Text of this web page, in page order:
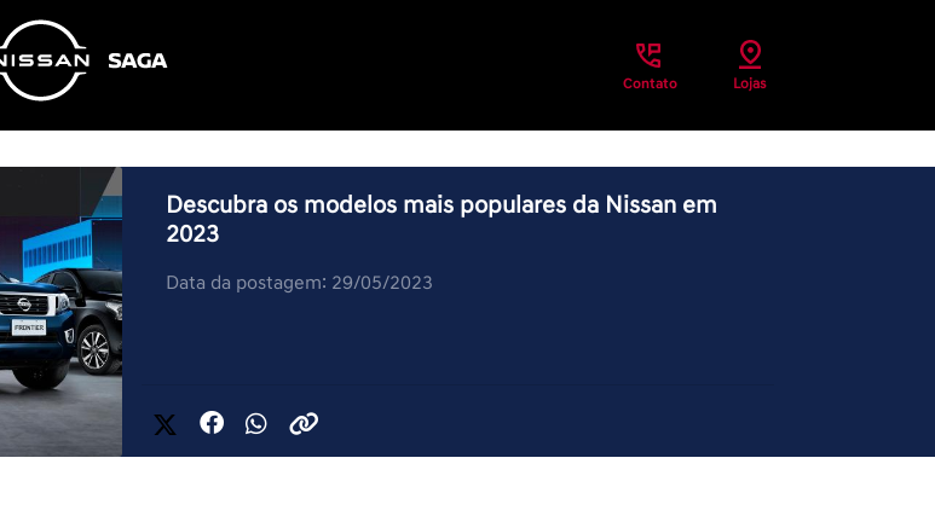
Contato Lojas
Descubra os modelos mais populares da Nissan em
2023
Data da postagem: 29/05/2023